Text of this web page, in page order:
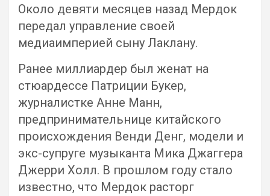
Около девяти месяцев назад Мердок
передал управление своей
медиаимперией сыну Лаклану.
Ранее миллиардер был женат на
стюардессе Патриции Букер,
журналистке Анне Манн,
предпринимательнице китайского
происхождения Венди Денг, модели и
экс-супруге музыканта Мика Джаггера
Джерри Холл. В прошлом году стало
известно, что Мердок расторг